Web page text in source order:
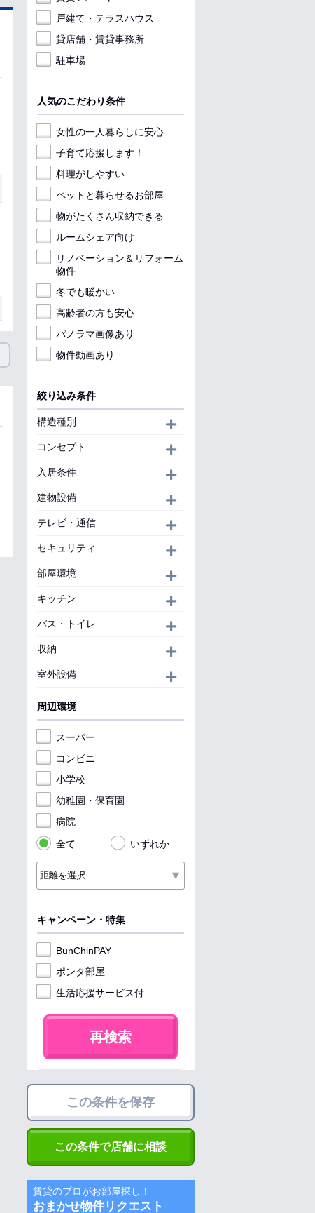
戸建て・テラスハウス
貸店舗・賃貸事務所
駐車場
人気のこだわり条件
女性の一人暮らしに安心
子育て応援します！
料理がしやすい
ペットと暮らせるお部屋
物がたくさん収納できる
ルームシェア向け
リノベーション＆リフォーム
物件
冬でも暖かい
高齢者の方も安心
パノラマ画像あり
物件動画あり
絞り込み条件
構造種別
コンセプト
入居条件
建物設備
テレビ・通信
セキュリティ
部屋環境
キッチン
バス・トイレ
収納
室外設備
周辺環境
スーパー
コンビニ
小学校
幼稚園・保育園
病院
全て
いずれか
キャンペーン・特集
BunChinPAY
ポンタ部屋
生活応援サービス付
再検索
この条件を保存
この条件で店舗に相談
賃貸のプロがお部屋探し！
おまかせ物件リクエスト